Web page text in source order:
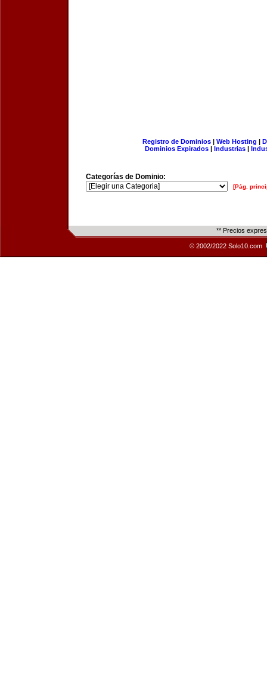
Registro de Dominios| Web Hosting |
Dominios Expirados | Industrias |
Categorías de Dominio:
[Pág.
** Precios
© 2002/2022 Solo10.com